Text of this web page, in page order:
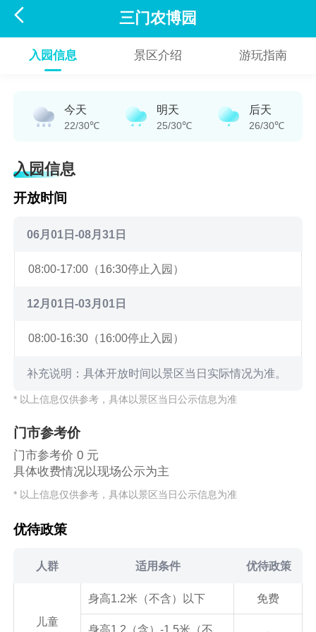
 三门农博园
入园信息 景区介绍 游玩指南
今天
22/30℃
明天
25/30℃
后天
26/30℃
入园信息
开放时间
06月01日-08月31日
08:00-17:00（16:30停止入园）
12月01日-03月01日
08:00-16:30（16:00停止入园）
补充说明：具体开放时间以景区当日实际情况为准。
* 以上信息仅供参考，具体以景区当日公示信息为准
门市参考价
门市参考价 0 元
具体收费情况以现场公示为主
* 以上信息仅供参考，具体以景区当日公示信息为准
优待政策
人群 适用条件 优待政策
儿童
身高1.2米（不含）以下 免费
身高1.2（含）-1.5米（不